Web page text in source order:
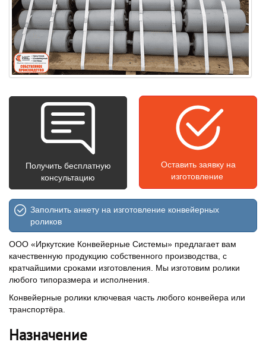
Получить бесплатную
консультацию
Оставить заявку на
изготовление
Заполнить анкету на изготовление конвейерных
роликов
ООО «Иркутские Конвейерные Системы» предлагает вам
качественную продукцию собственного производства, с
кратчайшими сроками изготовления. Мы изготовим ролики
любого типоразмера и исполнения.
Конвейерные ролики ключевая часть любого конвейера или
транспортёра.
Назначение